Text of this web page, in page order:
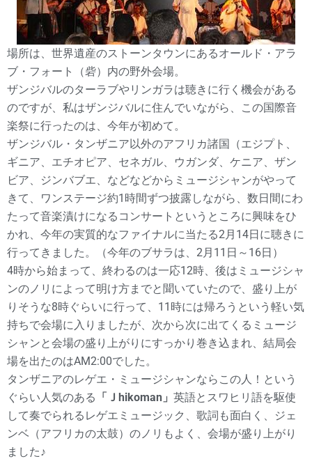
場所は、世界遺産のストーンタウンにあるオールド・アラ
ブ・フォート（砦）内の野外会場。
ザンジバルのターラブやリンガラは聴きに行く機会がある
のですが、私はザンジバルに住んでいながら、この国際音
楽祭に行ったのは、今年が初めて。
ザンジバル・タンザニア以外のアフリカ諸国（エジプト、
ギニア、エチオピア、セネガル、ウガンダ、ケニア、ザン
ビア、ジンバブエ、などなどからミュージシャンがやって
きて、ワンステージ約1時間ずつ披露しながら、数日間にわ
たって音楽漬けになるコンサートというところに興味をひ
かれ、今年の実質的なファイナルに当たる2月14日に聴きに
行ってきました。（今年のブサラは、2月11日～16日）
4時から始まって、終わるのは一応12時、後はミュージシャ
ンのノリによって明け方までと聞いていたので、盛り上が
りそうな8時ぐらいに行って、11時には帰ろうという軽い気
持ちで会場に入りましたが、次から次に出てくるミュージ
シャンと会場の盛り上がりにすっかり巻き込まれ、結局会
場を出たのはAM2:00でした。
タンザニアのレゲエ・ミュージシャンならこの人！という
ぐらい人気のある 「Ｊhikoman」 英語とスワヒリ語を駆使
して奏でられるレゲエミュージック、歌詞も面白く、ジェ
ンベ（アフリカの太鼓）のノリもよく、会場が盛り上がり
ました♪